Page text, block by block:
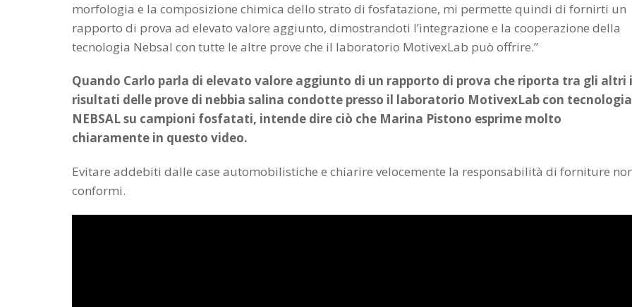
morfologia e la composizione chimica dello strato di fosfatazione, mi permette quindi di fornirti un
rapporto di prova ad elevato valore aggiunto, dimostrandoti l’integrazione e la cooperazione della
tecnologia Nebsal con tutte le altre prove che il laboratorio MotivexLab può offrire.”
Quando Carlo parla di elevato valore aggiunto di un rapporto di prova che riporta tra gli altri i
risultati delle prove di nebbia salina condotte presso il laboratorio MotivexLab con tecnologia
NEBSAL su campioni fosfatati, intende dire ciò che Marina Pistono esprime molto
chiaramente in questo video.
Evitare addebiti dalle case automobilistiche e chiarire velocemente la responsabilità di forniture
conformi.